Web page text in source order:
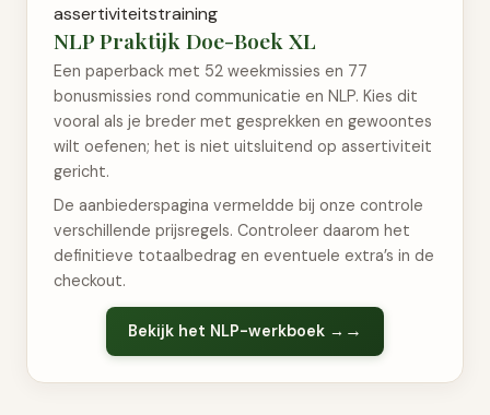
assertiviteitstraining
NLP Praktijk Doe-Boek XL
Een paperback met 52 weekmissies en 77
bonusmissies rond communicatie en NLP. Kies dit
vooral als je breder met gesprekken en gewoontes
wilt oefenen; het is niet uitsluitend op assertiviteit
gericht.
De aanbiederspagina vermeldde bij onze controle
verschillende prijsregels. Controleer daarom het
definitieve totaalbedrag en eventuele extra’s in de
checkout.
Bekijk het NLP-werkboek →